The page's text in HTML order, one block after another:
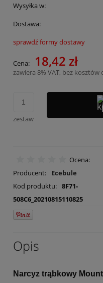
Wysyłka w:
Dostawa:
Cena nie zawiera
sprawdź formy dostawy
Cena: 18,42 zł
zawiera 8% VAT, bez kosztów
zestaw
Ocena:
Producent:
Ecebule
Kod produktu: 8F71-
508C6_20210815110825
Opis
Narcyz trąbkowy